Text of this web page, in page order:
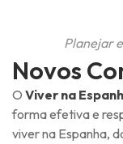
Planejar
Novos
O Viver na
forma efetiva e
viver na Espanha,